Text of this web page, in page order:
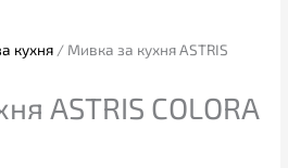
кухня / Мивка за кухня ASTRIS
ASTRIS COLORA